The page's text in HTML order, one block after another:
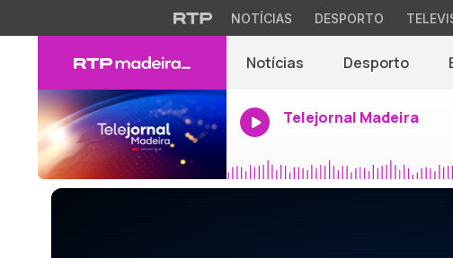
NOTÍCIAS DESPORTO
Notícias Desporto
Telejornal Madeira